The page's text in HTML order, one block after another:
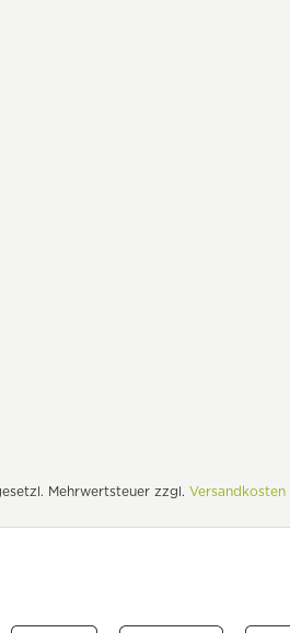
Mehrwertsteuer zzgl. Versandkosten